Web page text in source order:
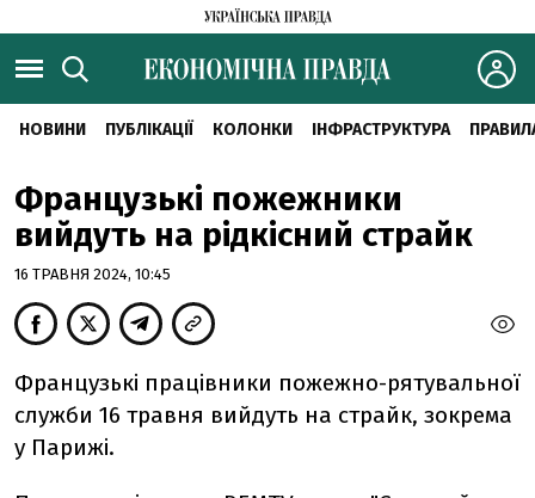
НОВИНИ ПУБЛІКАЦІЇ КОЛОНКИ ІНФРАСТРУКТУРА
Французькі пожежники
вийдуть на рідкісний страйк
16 ТРАВНЯ 2024, 10:45
Французькі працівники пожежно-рятувальної
служби 16 травня вийдуть на страйк, зокрема
у Парижі.